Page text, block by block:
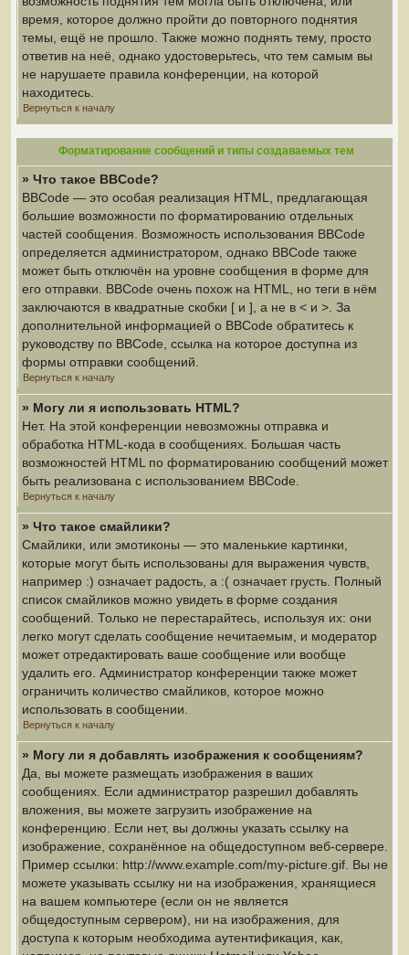
время, которое должно пройти до повторного поднятия
темы, ещё не прошло. Также можно поднять тему, просто
ответив на неё, однако удостоверьтесь, что тем самым вы
не нарушаете правила конференции, на которой
находитесь.
Вернуться к началу
Форматирование сообщений и типы создаваемых тем
» Что такое BBCode?
BBCode — это особая реализация HTML, предлагающая
большие возможности по форматированию отдельных
частей сообщения. Возможность использования BBCode
определяется администратором, однако BBCode также
может быть отключён на уровне сообщения в форме для
его отправки. BBCode очень похож на HTML, но теги в нём
заключаются в квадратные скобки [ и ], а не в < и >. За
дополнительной информацией о BBCode обратитесь к
руководству по BBCode, ссылка на которое доступна из
формы отправки сообщений.
Вернуться к началу
» Могу ли я использовать HTML?
Нет. На этой конференции невозможны отправка и
обработка HTML-кода в сообщениях. Большая часть
возможностей HTML по форматированию сообщений может
быть реализована с использованием BBCode.
Вернуться к началу
» Что такое смайлики?
Смайлики, или эмотиконы — это маленькие картинки,
которые могут быть использованы для выражения чувств,
например :) означает радость, а :( означает грусть. Полный
список смайликов можно увидеть в форме создания
сообщений. Только не перестарайтесь, используя их: они
легко могут сделать сообщение нечитаемым, и модератор
может отредактировать ваше сообщение или вообще
удалить его. Администратор конференции также может
ограничить количество смайликов, которое можно
использовать в сообщении.
Вернуться к началу
» Могу ли я добавлять изображения к сообщениям?
Да, вы можете размещать изображения в ваших
сообщениях. Если администратор разрешил добавлять
вложения, вы можете загрузить изображение на
конференцию. Если нет, вы должны указать ссылку на
изображение, сохранённое на общедоступном веб-сервере.
Пример ссылки: http://www.example.com/my-picture.gif. Вы не
можете указывать ссылку ни на изображения, хранящиеся
на вашем компьютере (если он не является
общедоступным сервером), ни на изображения, для
доступа к которым необходима аутентификация, как,